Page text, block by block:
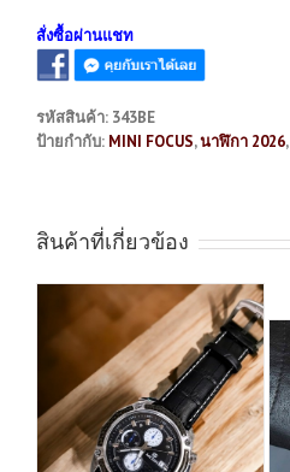
สั่งซื้อผ่านแชท
รหัสสินค้า: 343BE
ป้ายกำกับ: MINI FOCUS,นาฬิกา 2026,
สินค้าที่เกี่ยวข้อง